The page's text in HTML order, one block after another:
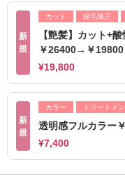
新
規
カット 縮毛矯正
【艶髪】カット+
￥26400→￥19800
¥19,800
新
規
カラー トリートメ
透明感フルカラー
¥7,400